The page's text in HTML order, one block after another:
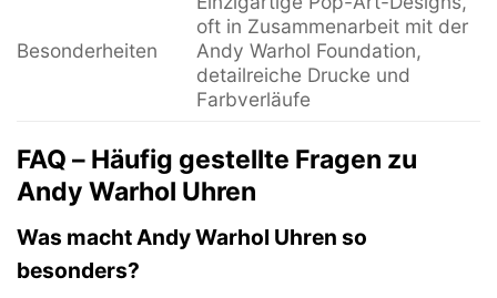
Besonderheiten
oft in Zusammenarbeit mit der
Andy Warhol Foundation,
detailreiche Drucke und
Farbverläufe
FAQ – Häufig gestellte Fragen zu
Andy Warhol Uhren
Was macht Andy Warhol Uhren so
besonders?